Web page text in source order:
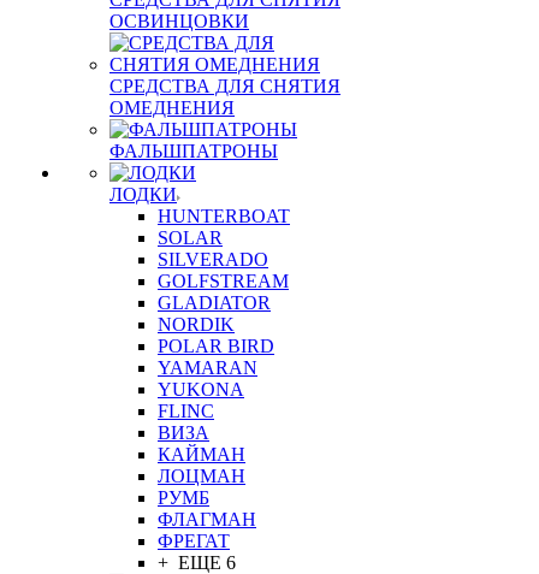
ОСВИНЦОВКИ
СРЕДСТВА ДЛЯ СНЯТИЯ
ОМЕДНЕНИЯ
ФАЛЬШПАТРОНЫ
ЛОДКИ
HUNTERBOAT
SOLAR
SILVERADO
GOLFSTREAM
GLADIATOR
NORDIK
POLAR BIRD
YAMARAN
YUKONA
FLINC
ВИЗА
КАЙМАН
ЛОЦМАН
РУМБ
ФЛАГМАН
ФРЕГАТ
+ ЕЩЕ 6